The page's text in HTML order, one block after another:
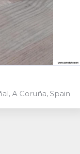
A Coruña, Spain